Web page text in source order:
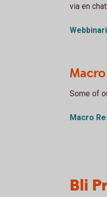
via en
Some of
Macro
Bli